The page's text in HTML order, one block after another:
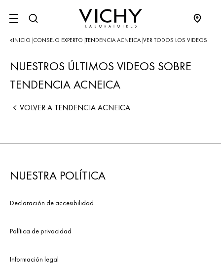
SITE MENU
INICIO CONSEJO EXPERTO TENDENCIA ACNEICA VER TODOS LOS VIDEOS
NUESTROS ÚLTIMOS VIDEOS SOBRE
TENDENCIA ACNEICA
VOLVER A TENDENCIA ACNEICA
NUESTRA POLÍTICA
Declaración de accesibilidad
Política de privacidad
Información legal